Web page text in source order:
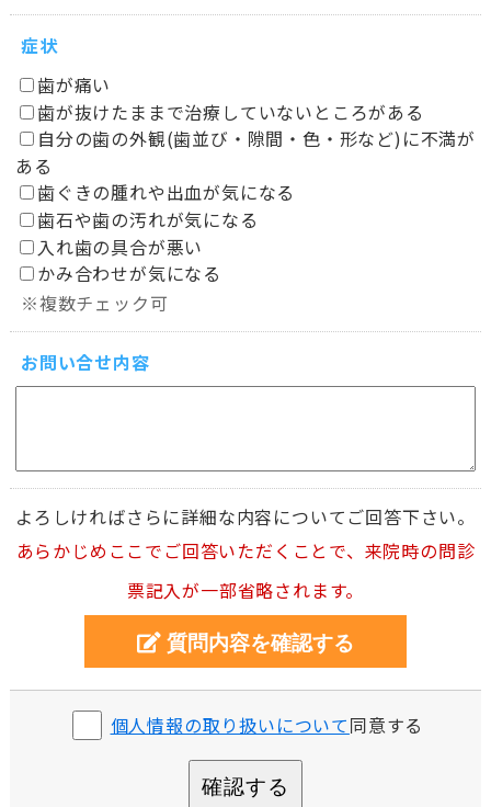
症状
歯が痛い
歯が抜けたままで治療していないところがある
自分の歯の外観(歯並び・隙間・色・形など)に不満が
ある
歯ぐきの腫れや出血が気になる
歯石や歯の汚れが気になる
入れ歯の具合が悪い
かみ合わせが気になる
※複数チェック可
お問い合せ内容
よろしければさらに詳細な内容についてご回答下さい。
あらかじめここでご回答いただくことで、来院時の問診
票記入が一部省略されます。
個人情報の取り扱いについて同意する
確認する